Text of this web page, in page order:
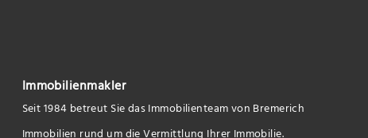
Immobilienmakler
Seit 1984 betreut Sie das Immobilienteam von Bremerich
Immobilien rund um die Vermittlung Ihrer Immobilie.